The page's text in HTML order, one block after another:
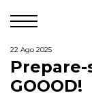
22 Ago 2025
Prepare-
GOOOD!